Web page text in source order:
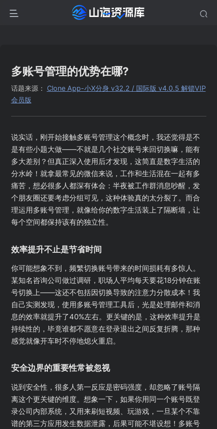
多账号管理的优势在哪?
话题来源： Clone App-小X分身 v32.2 / 国际版 v4.0.5 解锁VIP
会员版
说实话，刚开始接触多账号管理这个概念时，我还觉得是不
是有些小题大做——不就是几个社交账号来回切换嘛，能有
多大差别？但真正深入使用后才发现，这简直是数字生活的
分水岭！就拿最常见的微信来说，工作和生活混在一起有多
痛苦，想必很多人都深有体会：半夜被工作群消息吵醒，发
个朋友圈还要考虑分组可见，这种体验真的太分裂了。而合
理运用多账号管理，就像给你的数字生活装上了隔断墙，让
每个空间都保持该有的独立性。
效率提升不止是节省时间
你可能想象不到，频繁切换账号带来的时间损耗有多惊人。
某知名咨询公司做过调研，职场人平均每天要花18分钟在账
号切换上——这还不包括因切换导致的注意力分散成本！我
自己实测发现，使用多账号管理工具后，光是处理邮件和消
息的效率就提升了40%左右。更关键的是，这种效率提升是
持续性的，毕竟谁都不愿意在登录退出之间反复折腾，那种
感觉就像开车时不停地熄火重启。
安全边界的重要性常被忽视
说到安全性，很多人第一反应是密码强度，却忽略了账号隔
离这个更关键的维度。想象一下，如果你用同一个账号既登
录公司内部系统，又用来刷短视频、玩游戏，一旦某个不靠
谱的第三方应用发生数据泄露，后果可能不堪设想！多账号